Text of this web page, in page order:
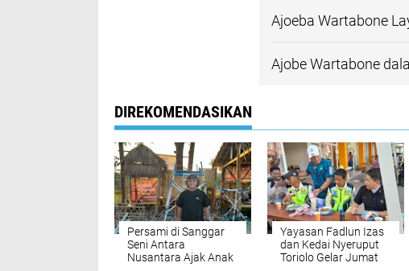
Ajoeba Wartabone
Ajobe Wartabone
DIREKOMENDASIKAN
Persami di Sanggar
Seni Antara
Nusantara Ajak Anak
Yayasan Fadlun Izas
dan Kedai Nyeruput
Toriolo Gelar Jumat